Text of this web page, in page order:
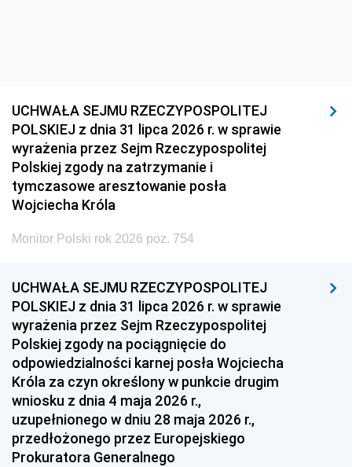
UCHWAŁA SEJMU RZECZYPOSPOLITEJ
POLSKIEJ z dnia 31 lipca 2026 r. w sprawie
wyrażenia przez Sejm Rzeczypospolitej
Polskiej zgody na zatrzymanie i
tymczasowe aresztowanie posła
Wojciecha Króla
Monitor Polski rok 2026 poz. 754
UCHWAŁA SEJMU RZECZYPOSPOLITEJ
POLSKIEJ z dnia 31 lipca 2026 r. w sprawie
wyrażenia przez Sejm Rzeczypospolitej
Polskiej zgody na pociągnięcie do
odpowiedzialności karnej posła Wojciecha
Króla za czyn określony w punkcie drugim
wniosku z dnia 4 maja 2026 r.,
uzupełnionego w dniu 28 maja 2026 r.,
przedłożonego przez Europejskiego
Prokuratora Generalnego